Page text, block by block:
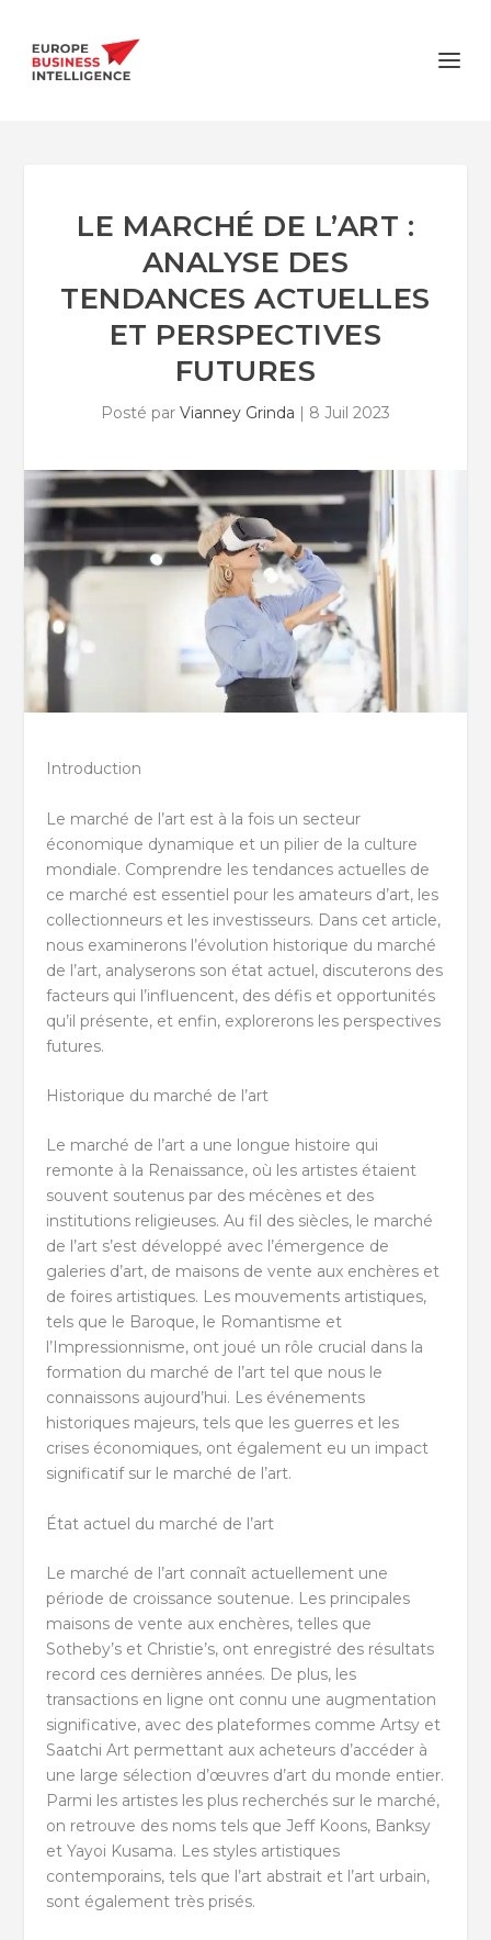
LE MARCHÉ DE L’ART :
ANALYSE DES
TENDANCES ACTUELLES
ET PERSPECTIVES
FUTURES
Posté par Vianney Grinda | 8 Juil 2023
Introduction
Le marché de l’art est à la fois un secteur
économique dynamique et un pilier de la culture
mondiale. Comprendre les tendances actuelles de
ce marché est essentiel pour les amateurs d’art, les
collectionneurs et les investisseurs. Dans cet article,
nous examinerons l’évolution historique du marché
de l’art, analyserons son état actuel, discuterons des
facteurs qui l’influencent, des défis et opportunités
qu’il présente, et enfin, explorerons les perspectives
futures.
Historique du marché de l’art
Le marché de l’art a une longue histoire qui
remonte à la Renaissance, où les artistes étaient
souvent soutenus par des mécènes et des
institutions religieuses. Au fil des siècles, le marché
de l’art s’est développé avec l’émergence de
galeries d’art, de maisons de vente aux enchères et
de foires artistiques. Les mouvements artistiques,
tels que le Baroque, le Romantisme et
l’Impressionnisme, ont joué un rôle crucial dans la
formation du marché de l’art tel que nous le
connaissons aujourd’hui. Les événements
historiques majeurs, tels que les guerres et les
crises économiques, ont également eu un impact
significatif sur le marché de l’art.
État actuel du marché de l’art
Le marché de l’art connaît actuellement une
période de croissance soutenue. Les principales
maisons de vente aux enchères, telles que
Sotheby’s et Christie’s, ont enregistré des résultats
record ces dernières années. De plus, les
transactions en ligne ont connu une augmentation
significative, avec des plateformes comme Artsy et
Saatchi Art permettant aux acheteurs d’accéder à
une large sélection d’œuvres d’art du monde entier.
Parmi les artistes les plus recherchés sur le marché,
on retrouve des noms tels que Jeff Koons, Banksy
et Yayoi Kusama. Les styles artistiques
contemporains, tels que l’art abstrait et l’art urbain,
sont également très prisés.